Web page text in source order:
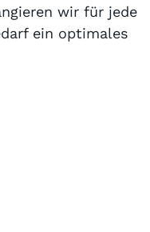
wir für jede
ein optimales